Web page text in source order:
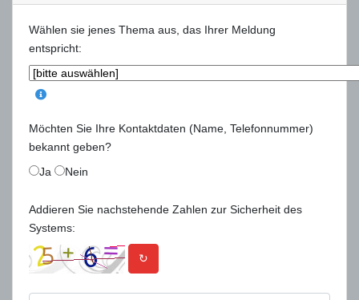
Wählen sie jenes Thema aus, das Ihrer Meldung
entspricht:
Möchten Sie Ihre Kontaktdaten (Name, Telefonnummer)
bekannt geben?
Ja
Nein
Addieren Sie nachstehende Zahlen zur Sicherheit des
Systems:
↻